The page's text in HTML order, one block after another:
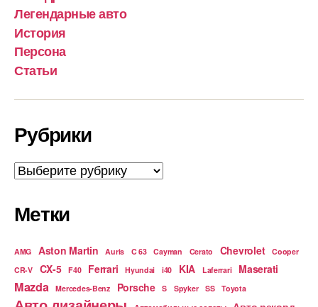
Легендарные авто
История
Персона
Статьи
Рубрики
Рубрики
Метки
AMG Aston Martin Auris C 63 Cayman Cerato Chevrolet
Cooper
CR-V
CX-5 F40 Ferrari Hyundai i40 KIA Laferrari Maserati
Mazda Mercedes-Benz Porsche S Spyker SS Toyota